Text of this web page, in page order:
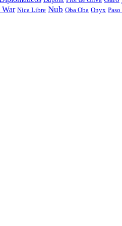
War Nica Libre Nub Oba Oba Onyx